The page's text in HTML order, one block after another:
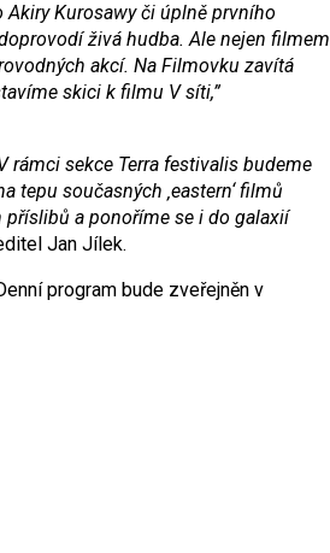
Akiry Kurosawy či úplně prvního
živá hudba. Ale nejen filmem
akcí. Na Filmovku zavítá
skici k filmu V síti,”
rámci sekce Terra festivalis budeme
současných ‚eastern‘ filmů
a ponoříme se i do galaxií
Jan Jílek.
program bude zveřejněn v